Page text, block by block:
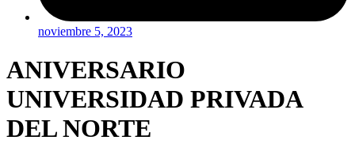
noviembre 5, 2023
ANIVERSARIO
UNIVERSIDAD PRIVADA
DEL NORTE